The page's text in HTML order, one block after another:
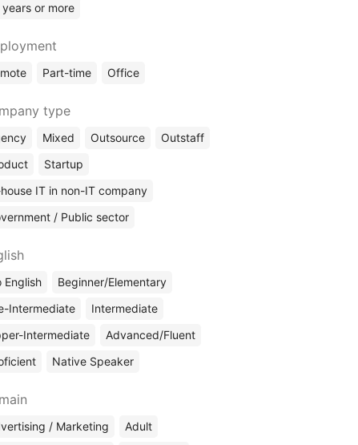
years or more
Part-time Office
type
Mixed Outsource
Outstaff
Startup
IT in non-IT company
/ Public sector
English
Beginner/Elementary
Intermediate
Intermediate
Intermediate
Advanced/Fluent
Native Speaker
/ Marketing
Adult